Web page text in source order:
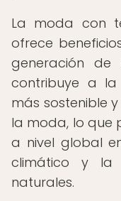
La moda con
ofrece
generación de
contribuye a
más sostenible
la moda, lo que
a nivel global
climático y la
naturales.